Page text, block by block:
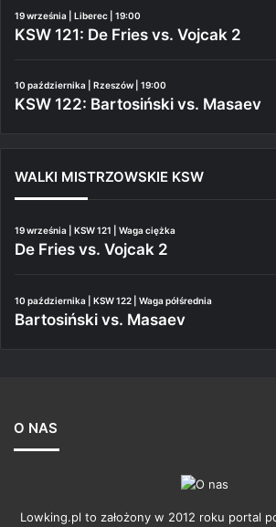
19 września | Liberec | 19:00
KSW 121: De Fries vs. Vojcak 2
10 października | Rzeszów | 19:00
KSW 122: Bartosiński vs. Masaev
WALKI MISTRZOWSKIE KSW
19 września | KSW 121 | Waga ciężka
De Fries vs. Vojcak 2
10 października | KSW 122 | Waga półśrednia
Bartosiński vs. Masaev
O NAS
Lowking.pl to założony w 2012 roku portal